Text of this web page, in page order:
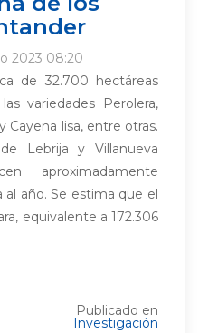
2023 08:20
de 32.700 hectáreas
variedades Perolera,
Cayena lisa, entre otras.
Lebrija y Villanueva
aproximadamente
año. Se estima que el
equivalente a 172.306
Publicado en
Investigación